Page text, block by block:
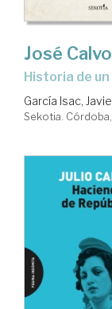
José
Historia de
García Isac,
Sekotia.